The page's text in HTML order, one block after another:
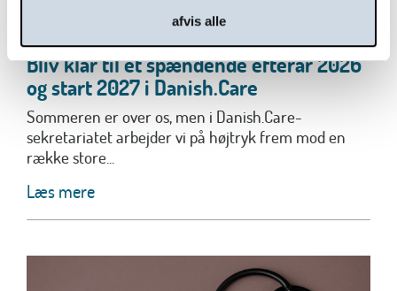
afvis alle
Bliv klar til et spændende efterår 2026
og start 2027 i Danish.Care
Sommeren er over os, men i Danish.Care-
sekretariatet arbejder vi på højtryk frem mod en
række store...
Læs mere